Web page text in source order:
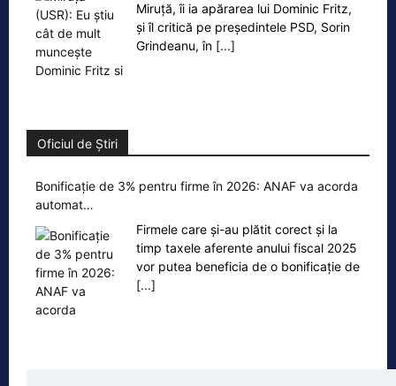
Miruță, îi ia apărarea lui Dominic Fritz,
și îl critică pe președintele PSD, Sorin
Grindeanu, în [...]
Oficiul de Știri
Bonificație de 3% pentru firme în 2026: ANAF va acorda
automat…
Firmele care și-au plătit corect și la
timp taxele aferente anului fiscal 2025
vor putea beneficia de o bonificație de
[...]